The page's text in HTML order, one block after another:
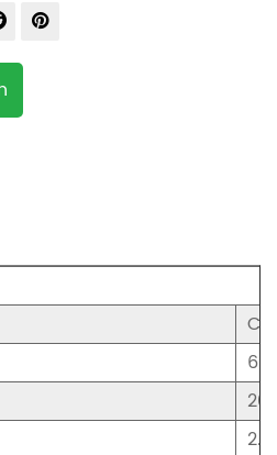
Zubehörtasche in das
DC zu DC, DC zu
benötigen.